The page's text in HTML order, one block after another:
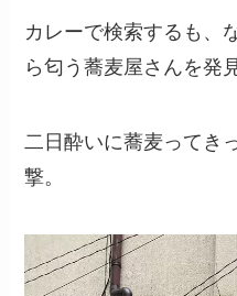
カレーで検索するも、
ら匂う蕎麦屋さんを発見
二日酔いに蕎麦ってき
撃。